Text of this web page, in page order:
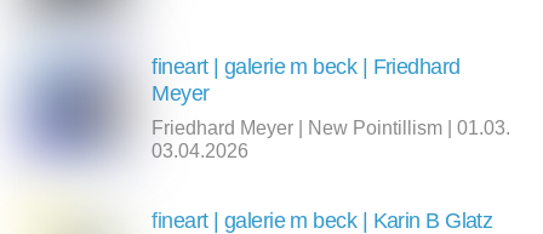
fineart | galerie m beck | Friedhard
Meyer
Friedhard Meyer | New Pointillism | 01.03.
03.04.2026
fineart | galerie m beck | Karin B Glatz